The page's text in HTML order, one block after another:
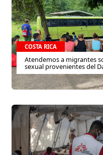
COSTA RICA
Atendemos a migrantes
sexual provenientes del